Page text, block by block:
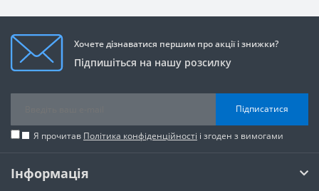
Хочете дізнаватися першим про акції і знижки?
Підпишіться на нашу розсилку
Підписатися
Я прочитав Політика конфіденційності і згоден з вимогами
Інформація